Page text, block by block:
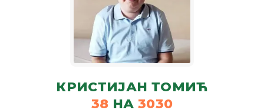
КРИСТИЈАН ТОМИЋ
38 НА 3030